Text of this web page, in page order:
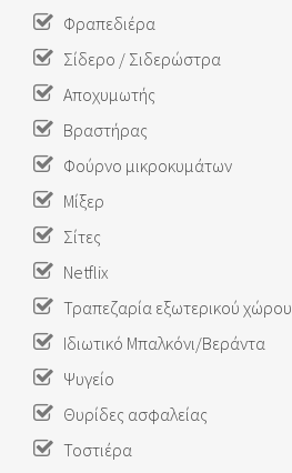
Φραπεδιέρα
Σίδερο / Σιδερώστρα
Αποχυμωτής
Βραστήρας
Φούρνο μικροκυμάτων
Μίξερ
Σίτες
Netflix
Τραπεζαρία εξωτερικού χώρου
Ιδιωτικό Μπαλκόνι/Βεράντα
Ψυγείο
Θυρίδες ασφαλείας
Τοστιέρα